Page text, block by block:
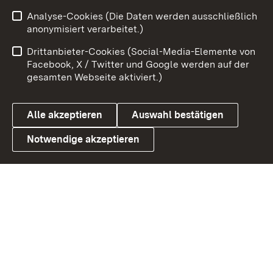
Link zum Landesportal
Benutzungshinweise
Barrierefreiheit
Datenschutz
Cookies
Analyse-Cookies (Die Daten werden ausschließlich
anonymisiert verarbeitet.)
Drittanbieter-Cookies (Social-Media-Elemente von
Facebook, X / Twitter und Google werden auf der
gesamten Webseite aktiviert.)
Alle akzeptieren Auswahl bestätigen
Notwendige akzeptieren